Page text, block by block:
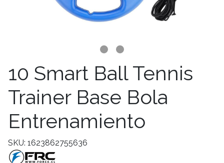
10 Smart Ball Tennis
Trainer Base Bola
Entrenamiento
SKU: 1623862755636